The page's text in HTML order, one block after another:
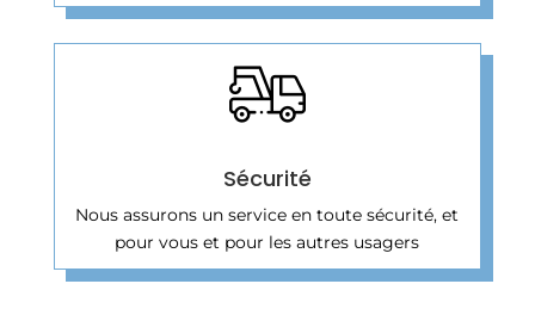
Sécurité
Nous assurons un service en toute sécurité, et
pour vous et pour les autres usagers